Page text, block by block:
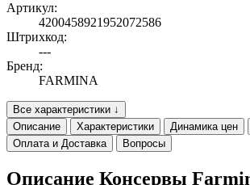
Артикул:
4200458921952072586
Штрихкод:
---
Бренд:
FARMINA
Все характеристики ↓
Описание
Характеристики Динамика цен
Оплата и Доставка
Вопросы
Описание Консервы